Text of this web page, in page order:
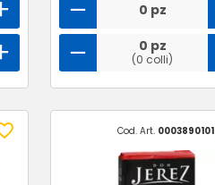
0 pz
0 pz
(0 colli)
Cod. Art. 0003890101